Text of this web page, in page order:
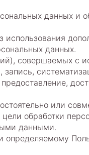
данных и
данных.
совершаемых с
или
обработки
данными.